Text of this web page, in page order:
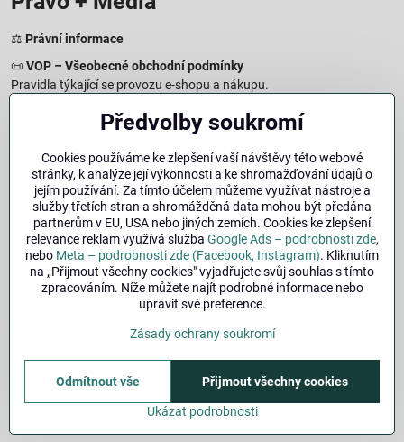
⚖️ Právní informace
📜VOP – Všeobecné obchodní podmínky
Pravidla týkající se provozu e-shopu a nákupu.
Zásady zpracování osobních údajů
Jak chráníme a zpracováváme vaše osobní údaje.
Informace o cookies
Informace o používaných cookies a zpracování údajů na webu.
Právo na odstoupení – 14denní vrácení
Postup a podmínky odstoupení od nákupu.
Impresum
Údaje o provozovateli a právní informace.
Bezpečnost
Instagram
Copyright
Předvolby soukromíZásady ochrany soukromíStav objednávky
Vytvořeno systémem:ByznysWeb.cz
Předvolby soukromí
Cookies používáme ke zlepšení vaší návštěvy této webové
stránky, k analýze její výkonnosti a ke shromažďování údajů o
jejím používání. Za tímto účelem můžeme využívat nástroje a
služby třetích stran a shromážděná data mohou být předána
partnerům v EU, USA nebo jiných zemích. Cookies ke zlepšení
relevance reklam využívá služba Google Ads – podrobnosti zde,
nebo Meta – podrobnosti zde (Facebook, Instagram). Kliknutím
na „Přijmout všechny cookies" vyjadřujete svůj souhlas s tímto
zpracováním. Níže můžete najít podrobné informace nebo
upravit své preference.
Zásady ochrany soukromí
Ukázat podrobnosti
Přijmout všechny cookies
Odmítnout vše